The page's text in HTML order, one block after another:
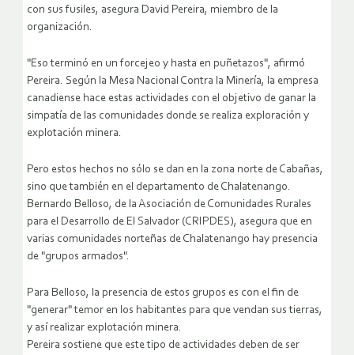
con sus fusiles, asegura David Pereira, miembro de la
organización.
"Eso terminó en un forcejeo y hasta en puñetazos", afirmó
Pereira. Según la Mesa Nacional Contra la Minería, la empresa
canadiense hace estas actividades con el objetivo de ganar la
simpatía de las comunidades donde se realiza exploración y
explotación minera.
Pero estos hechos no sólo se dan en la zona norte de Cabañas,
sino que también en el departamento de Chalatenango.
Bernardo Belloso, de la Asociación de Comunidades Rurales
para el Desarrollo de El Salvador (CRIPDES), asegura que en
varias comunidades norteñas de Chalatenango hay presencia
de "grupos armados".
Para Belloso, la presencia de estos grupos es con el fin de
"generar" temor en los habitantes para que vendan sus tierras,
y así realizar explotación minera.
Pereira sostiene que este tipo de actividades deben de ser